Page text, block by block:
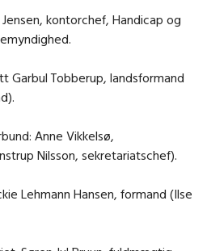
kontorchef, Handicap og
Garbul Tobberup, landsformand
Anne Vikkelsø,
Nilsson, sekretariatschef).
Lehmann Hansen, formand (Ilse